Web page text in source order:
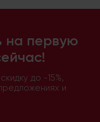
на первую
до -15%,
и